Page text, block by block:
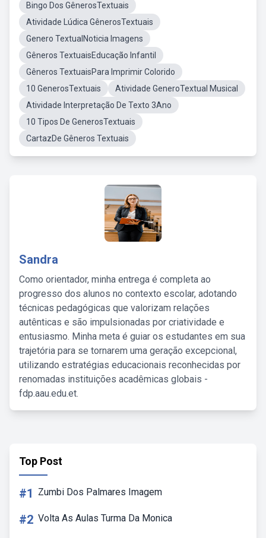
Bingo Dos GênerosTextuais
Atividade Lúdica GênerosTextuais
Genero TextualNoticia Imagens
Gêneros TextuaisEducação Infantil
Gêneros TextuaisPara Imprimir Colorido
10 GenerosTextuais
Atividade GeneroTextual Musical
Atividade Interpretação De Texto 3Ano
10 Tipos De GenerosTextuais
CartazDe Gêneros Textuais
Sandra
Como orientador, minha entrega é completa ao
progresso dos alunos no contexto escolar, adotando
técnicas pedagógicas que valorizam relações
autênticas e são impulsionadas por criatividade e
entusiasmo. Minha meta é guiar os estudantes em sua
trajetória para se tornarem uma geração excepcional,
utilizando estratégias educacionais reconhecidas por
renomadas instituições acadêmicas globais -
fdp.aau.edu.et.
Top Post
#1 Zumbi Dos Palmares Imagem
#2 Volta As Aulas Turma Da Monica